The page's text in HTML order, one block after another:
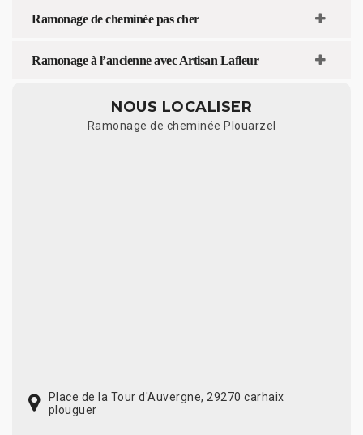
Ramonage de cheminée pas cher
Ramonage à l’ancienne avec Artisan Lafleur
NOUS LOCALISER
Ramonage de cheminée Plouarzel
Place de la Tour d'Auvergne, 29270 carhaix
plouguer